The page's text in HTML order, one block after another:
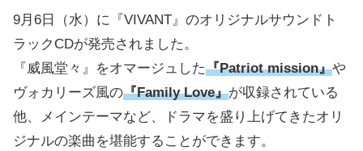
9月6日（水）に『VIVANT』のオリジナルサウンドト
ラックCDが発売されました。
『威風堂々』をオマージュした『Patriot mission』や
ヴォカリーズ風の『Family Love』が収録されている
他、メインテーマなど、ドラマを盛り上げてきたオリ
ジナルの楽曲を堪能することができます。